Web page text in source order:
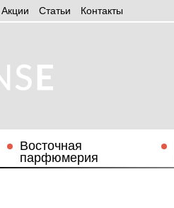
Aкции Статьи Контакты
Восточная
парфюмерия